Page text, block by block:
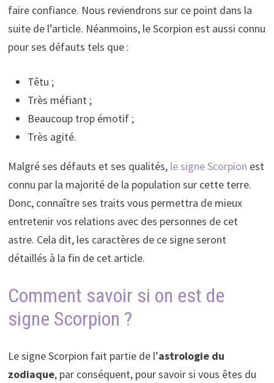
faire confiance. Nous reviendrons sur ce point dans la
suite de l’article. Néanmoins, le Scorpion est aussi connu
pour ses défauts tels que :
Têtu ;
Très méfiant ;
Beaucoup trop émotif ;
Très agité.
Malgré ses défauts et ses qualités, le signe Scorpion est
connu par la majorité de la population sur cette terre.
Donc, connaître ses traits vous permettra de mieux
entretenir vos relations avec des personnes de cet
astre. Cela dit, les caractères de ce signe seront
détaillés à la fin de cet article.
Comment savoir si on est de
signe Scorpion ?
Le signe Scorpion fait partie de l’astrologie du
zodiaque, par conséquent, pour savoir si vous êtes du